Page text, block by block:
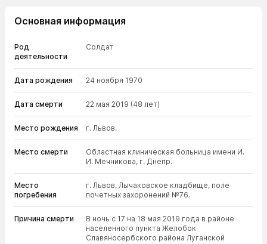
Основная информация
Род
деятельности
Солдат
Дата рождения 24 ноября 1970
Дата смерти 22 мая 2019 (48 лет)
Место рождения г. Львов.
Место смерти
Областная клиническая больница имени И.
И. Мечникова, г. Днепр.
Место
погребения
г. Львов, Лычаковское кладбище, поле
почетных захоронений №76.
Причина смерти
В ночь с 17 на 18 мая 2019 года в районе
населенного пункта Желобок
Славяносербского района Луганской